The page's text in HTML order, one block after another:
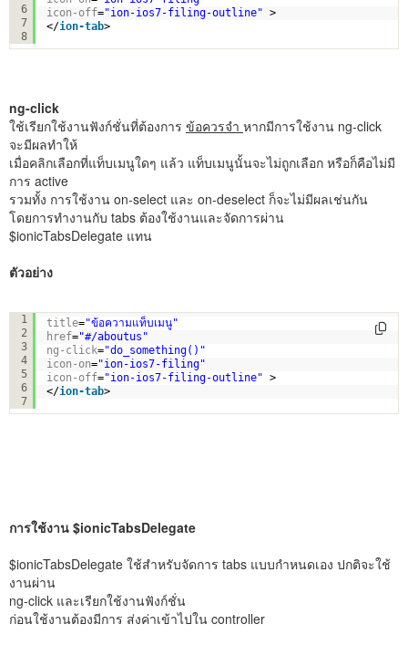
6
7
8
icon-off="ion-ios7-filing-outline" >
</ion-tab>
ng-click
ใช้เรียกใช้งานฟังก์ชั่นที่ต้องการ ข้อควรจำ หากมีการใช้งาน ng-click
จะมีผลทำให้
เมื่อคลิกเลือกที่แท็บเมนูใดๆ แล้ว แท็บเมนูนั้นจะไม่ถูกเลือก หรือก็คือไม่มี
การ active
รวมทั้ง การใช้งาน on-select และ on-deselect ก็จะไม่มีผลเช่นกัน
โดยการทำงานกับ tabs ต้องใช้งานและจัดการผ่าน
$ionicTabsDelegate แทน
ตัวอย่าง
1
2
3
4
5
6
7
<ion-tab
title="ข้อความแท็บเมนู"
href="#/aboutus"
ng-click="do_something()"
icon-on="ion-ios7-filing"
icon-off="ion-ios7-filing-outline" >
</ion-tab>
การใช้งาน $ionicTabsDelegate
$ionicTabsDelegate ใช้สำหรับจัดการ tabs แบบกำหนดเอง ปกติจะใช้
งานผ่าน
ng-click และเรียกใช้งานฟังก์ชั่น
ก่อนใช้งานต้องมีการ ส่งค่าเข้าไปใน controller